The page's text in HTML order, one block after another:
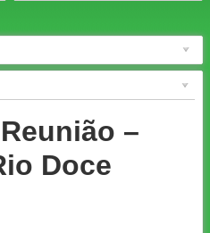
–
Doce